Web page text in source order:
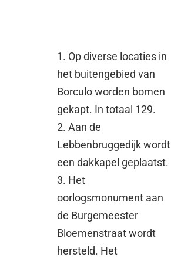
1. Op diverse locaties in
het buitengebied van
Borculo worden bomen
gekapt. In totaal 129.
2. Aan de
Lebbenbruggedijk wordt
een dakkapel geplaatst.
3. Het
oorlogsmonument aan
de Burgemeester
Bloemenstraat wordt
hersteld. Het